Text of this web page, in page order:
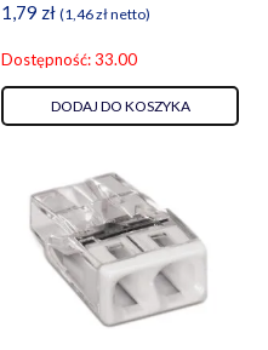
1,79 zł (1,46złnetto)
Dostępność: 33.00
DODAJ DO KOSZYKA